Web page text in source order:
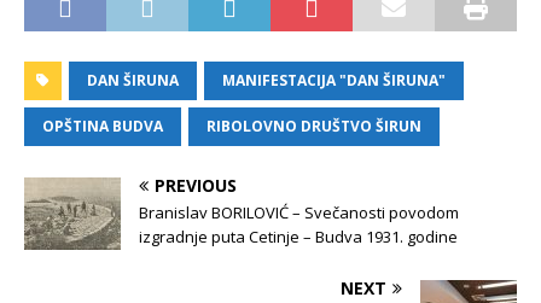
DAN ŠIRUNA MANIFESTACIJA "DAN ŠIRUNA"
OPŠTINA BUDVA RIBOLOVNO DRUŠTVO ŠIRUN
PREVIOUS
Branislav BORILOVIĆ – Svečanosti povodom
izgradnje puta Cetinje – Budva 1931. godine
NEXT